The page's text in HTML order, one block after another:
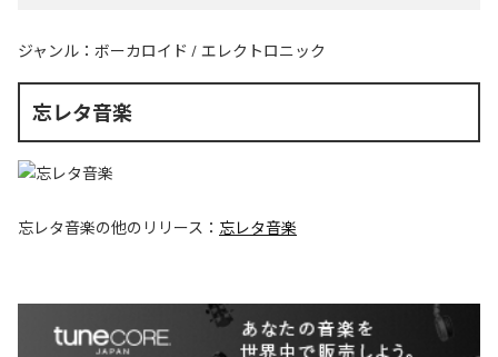
ジャンル： ボーカロイド / エレクトロニック
忘レタ音楽
忘レタ音楽の他のリリース： 忘レタ音楽